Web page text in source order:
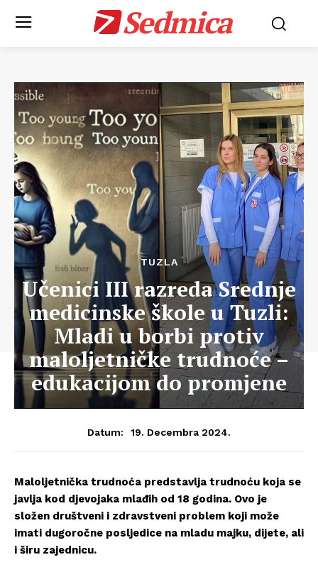
Sedmica
TUZLA
Učenici III razreda Srednje
medicinske škole u Tuzli:
Mladi u borbi protiv
maloljetničke trudnoće –
edukacijom do promjene
Datum: 19. Decembra 2024.
Maloljetnička trudnoća predstavlja trudnoću koja se
javlja kod djevojaka mlađih od 18 godina. Ovo je
složen društveni i zdravstveni problem koji može
imati dugoročne posljedice na mladu majku, dijete, ali
i širu zajednicu.